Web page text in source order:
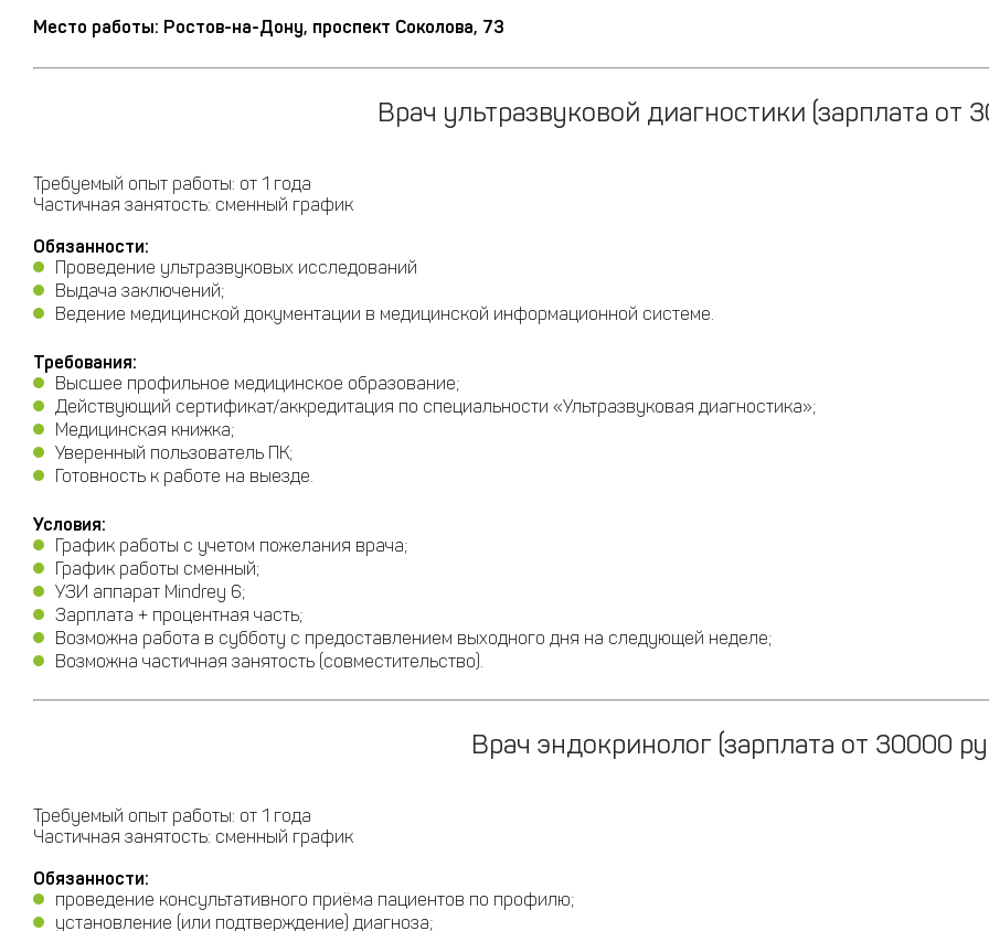
Место работы: Ростов-на-Дону, проспект Соколова, 73
Врач ультразвуковой диагностики (зарплата от
Требуемый опыт работы: от 1 года
Частичная занятость: сменный график
Обязанности:
Проведение ультразвуковых исследований
Выдача заключений;
Ведение медицинской документации в медицинской информационной системе.
Требования:
Высшее профильное медицинское образование;
Действующий сертификат/аккредитация по специальности «Ультразвуковая диагностика»;
Медицинская книжка;
Уверенный пользователь ПК;
Готовность к работе на выезде.
Условия:
График работы с учетом пожелания врача;
График работы сменный;
УЗИ аппарат Mindrey 6;
Зарплата + процентная часть;
Возможна работа в субботу с предоставлением выходного дня на следующей неделе;
Возможна частичная занятость (совместительство).
Врач эндокринолог (зарплата от 30000
Требуемый опыт работы: от 1 года
Частичная занятость: сменный график
Обязанности:
проведение консультативного приёма пациентов по профилю;
установление (или подтверждение) диагноза;